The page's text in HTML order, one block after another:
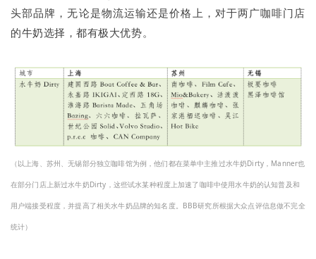
头部品牌，无论是物流运输还是价格上，对于两广咖啡门店
的牛奶选择，都有极大优势。
（以上海、苏州、无锡部分独立咖啡馆为例，他们都在菜单中主推过水牛奶Dirty，Manner也
在部分门店上新过水牛奶Dirty，这些试水某种程度上加速了咖啡中使用水牛奶的认知普及和
用户端接受程度，并提高了相关水牛奶品牌的知名度。BBB研究所根据大众点评信息做不完全
统计）